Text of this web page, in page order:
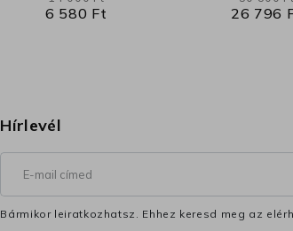
6 580 Ft 26 796
Hírlevél
Bármikor leiratkozhatsz. Ehhez keresd meg az